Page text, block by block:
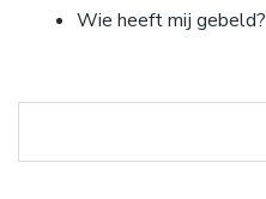
Wie heeft mij gebeld?